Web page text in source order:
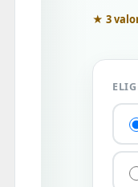
★ 3